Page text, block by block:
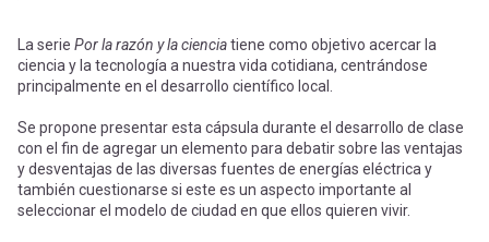
a
mi
cuenta
La serie Por la razón y la cienciatiene como objetivo acercar la
ciencia y la tecnología a nuestra vida cotidiana, centrándose
principalmente en el desarrollo científico local.
Se propone presentar esta cápsula durante el desarrollo de clase
con el fin de agregar un elemento para debatir sobre las ventajas
y desventajas de las diversas fuentes de energías eléctrica y
también cuestionarse si este es un aspecto importante al
seleccionar el modelo de ciudad en que ellos quieren vivir.